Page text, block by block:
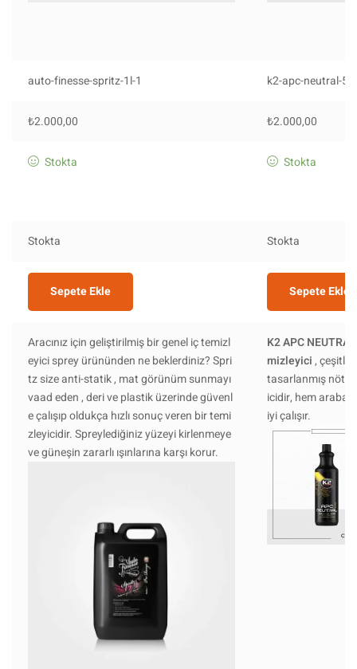
auto-finesse-spritz-1l-1 k2-apc-neutral-5l
₺2.000,00 ₺2.000,00
Stokta Stokta
Stokta Stokta
Sepete Ekle Sepete Ekle
Aracınız için geliştirilmiş bir genel iç temizl
eyici sprey ürününden ne beklerdiniz? Spri
tz size anti-statik , mat görünüm sunmayı
vaad eden , deri ve plastik üzerinde güvenl
e çalışıp oldukça hızlı sonuç veren bir temi
zleyicidir. Spreylediğiniz yüzeyi kirlenmeye
ve güneşin zararlı ışınlarına karşı korur.
K2 APC
mizleyici, çeşitli
tasarlanmış nötr
icidir, hem
iyi çalışır.